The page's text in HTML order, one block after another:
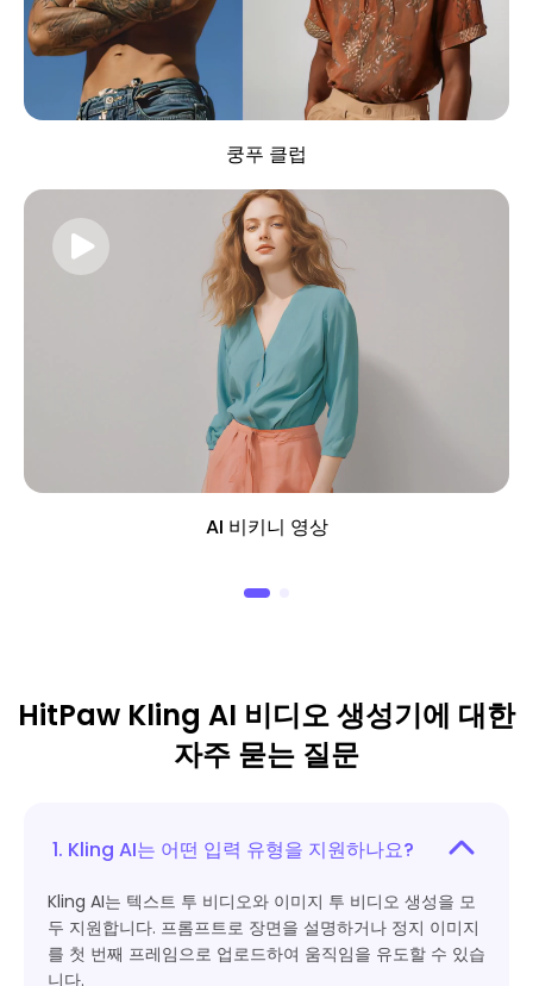
쿵푸 클럽
AI 비키니 영상
HitPaw Kling AI 비디오 생성기에 대한
자주 묻는 질문
1. Kling AI는 어떤 입력 유형을 지원하나요?
Kling AI는 텍스트 투 비디오와 이미지 투 비디오 생성을 모
두 지원합니다. 프롬프트로 장면을 설명하거나 정지 이미지
를 첫 번째 프레임으로 업로드하여 움직임을 유도할 수 있습
니다.